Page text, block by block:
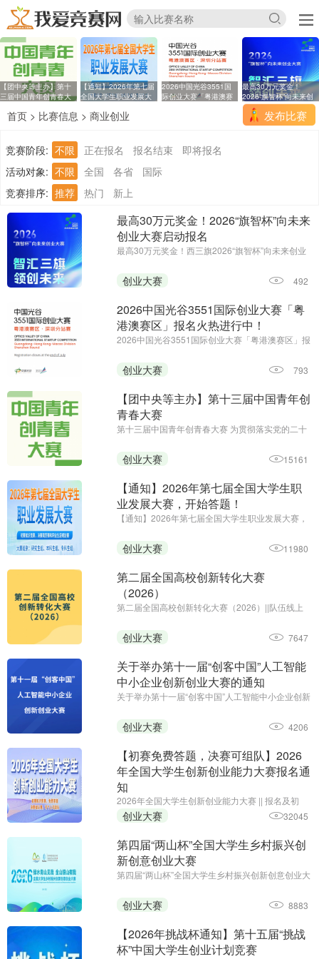
【团中央等主办】第十
三届中国青年创青春大
【通知】2026年第七届
全国大学生职业发展大
2026中国光谷3551国
际创业大赛「粤港澳赛
最高30万元奖金！
2026“旗智杯”向未来创
业
发布比赛
首页 > 比赛信息 > 商业创业
竞赛阶段: 不限 正在报名 报名结束
即将报名
活动对象: 不限 全国 各省
国际
竞赛排序: 推荐 热门 新上
最高30万元奖金！2026“旗智杯”向未来
创业大赛启动报名
最高30万元奖金！西三旗2026“旗智杯”向未来创业
8月15日24:00||主办单位：西三旗街道党工委、西
三旗街道办事处
创业大赛 492
2026中国光谷3551国际创业大赛「粤
港澳赛区」报名火热进行中！
2026中国光谷3551国际创业大赛「粤港澳赛区」报
创业大赛 793
【团中央等主办】第十三届中国青年创
青春大赛
第十三届中国青年创青春大赛 为贯彻落实党的二十
关于青年工作的重要思想、关于青年创新创业的重
要指示批示精神，全面落实中央经济工作会议部
创业大赛 15161
【通知】2026年第七届全国大学生职
业发展大赛，开始答题！
【通知】2026年第七届全国大学生职业发展大赛，
时||主办单位：中国商业经济学会教育培训分会
创业大赛 11980
第二届全国高校创新转化大赛
（2026）
第二届全国高校创新转化大赛（2026）||队伍线上
赛阶段（2026 年 7 月至 10 月）全国总决赛阶段
（2026 年 12 月
创业大赛 7647
关于举办第十一届“创客中国”人工智能
中小企业创新创业大赛的通知
关于举办第十一届“创客中国”人工智能中小企业创新
日||主办单位：工业和信息化部网络安全产业发展中
心（工业和信息化部信息中心）、浙江省经济和信
创业大赛 4206
【初赛免费答题，决赛可组队】2026
年全国大学生创新创业能力大赛报名通
知
2026年全国大学生创新创业能力大赛 || 报名及初
赛：即日起至11月30日;主办单位：中国智慧工程研
究会职业教育专业委员会、安徽省企业管理培训协
会、黑龙江省创新教育研究院、全国大学生创新创
业能力大赛组委会
创业大赛 32045
第四届“两山杯”全国大学生乡村振兴创
新创意创业大赛
第四届“两山杯”全国大学生乡村振兴创新创意创业大
赛道：2026年5月–7月15日,创业赛道：2026年5
月–7月15日;主办单位:新华社品牌工作办公室、新
创业大赛 8883
【2026年挑战杯通知】第十五届“挑战
杯”中国大学生创业计划竞赛